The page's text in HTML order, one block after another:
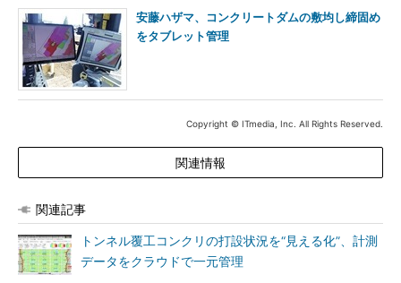
安藤ハザマ、コンクリートダムの敷均し締固め
をタブレット管理
Copyright © ITmedia, Inc. All Rights Reserved.
関連情報
関連記事
トンネル覆工コンクリの打設状況を“見える化”、計測
データをクラウドで一元管理